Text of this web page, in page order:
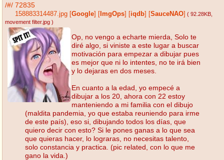
/#/ 72835
158883314487.jpg Google ImgOps iqdb SauceNAO ( 92.28KB
movement filter.jpg )
Op, no vengo a echarte mierda, Solo te
diré algo, si viniste a este lugar a buscar
motivación para empezar a dibujar pues
es mejor que ni lo intentes, no te irá bien
y lo dejaras en dos meses.
En cuanto a la edad, yo empecé a
dibujar a los 20, ahora con 22 estoy
manteniendo a mi familia con el dibujo
(maldita pandemia, yo que estaba reuniendo para irme
de este país), eso si, dibujando todos los días, que
quiero decir con esto? Si le pones ganas a lo que sea
que quieras hacer, lo lograras, no necesitas talento,
solo constancia y practica. (pic related, con lo que me
gano la vida.)